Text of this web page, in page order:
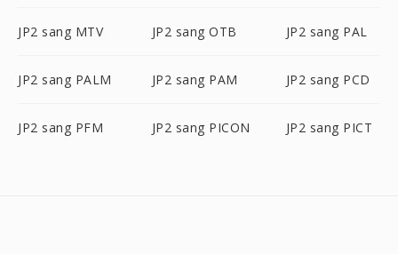
JP2 sang MTV JP2 sang OTB JP2 sang PAL
JP2 sang PALM JP2 sang PAM JP2 sang PCD
JP2 sang PFM JP2 sang PICON JP2 sang PICT